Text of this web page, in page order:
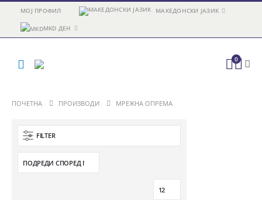
МОЈ ПРОФИЛ МАКЕДОНСКИ ЈАЗИК
MKD ДЕН
0
ПОЧЕТНА ПРОИЗВОДИ МРЕЖНА ОПРЕМА
FILTER